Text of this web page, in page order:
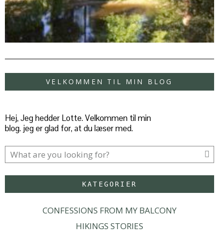
VELKOMMEN TIL MIN BLOG
Hej, Jeg hedder Lotte. Velkommen til min
blog. jeg er glad for, at du læser med.
KATEGORIER
CONFESSIONS FROM MY BALCONY
HIKINGS STORIES